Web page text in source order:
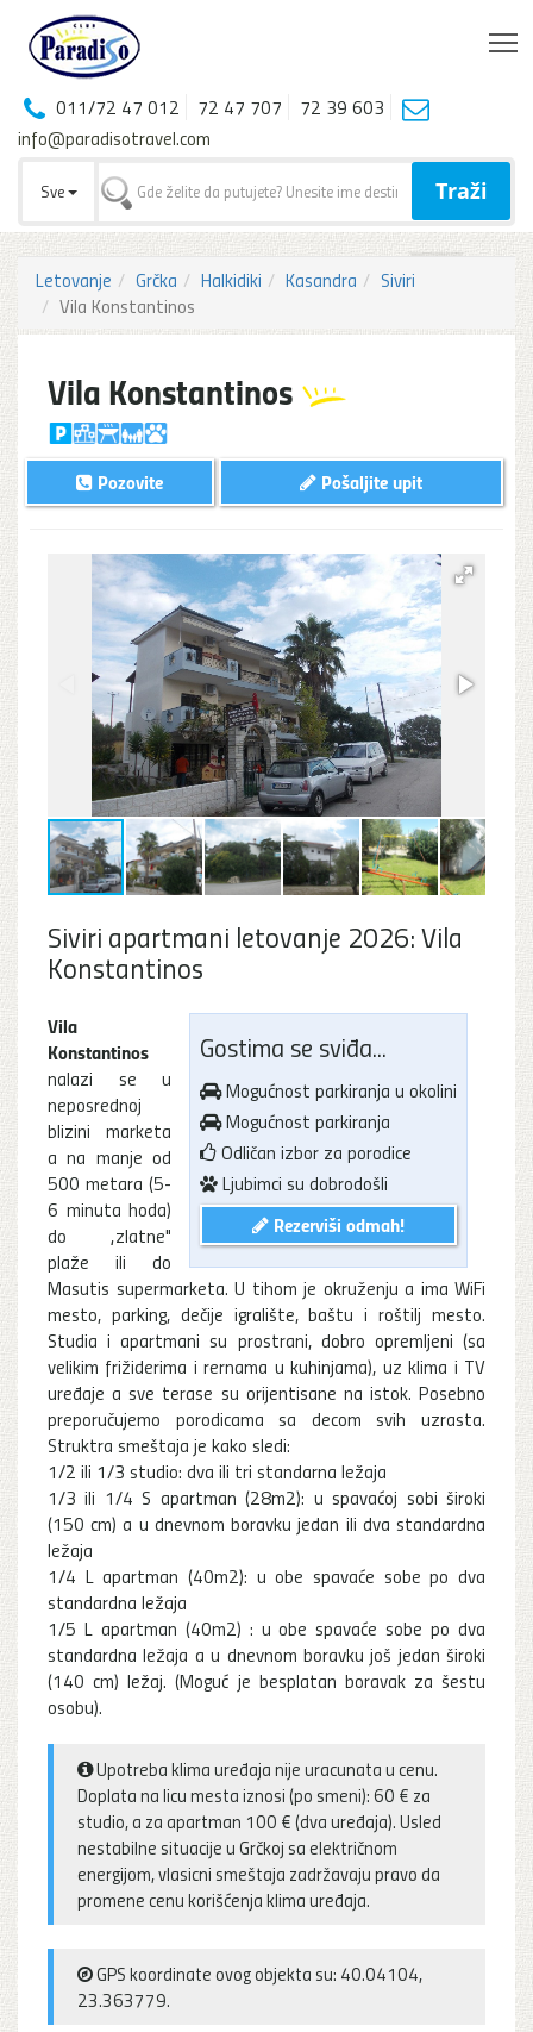
011/72 47 012 72 47 707
72 39 603
info@paradisotravel.com
Sve Traži
Letovanje Grčka Halkidiki Kasandra
Siviri
Vila Konstantinos
Vila Konstantinos
Pošaljite upit
Pozovite
Siviri apartmani letovanje 2026: Vila
Konstantinos
Gostima se sviđa...
Mogućnost parkiranja u okolini
Mogućnost parkiranja
Odličan izbor za porodice
Ljubimci su dobrodošli
Rezerviši odmah!
Vila
Konstantinos
nalazi se u
neposrednoj
blizini marketa
a na manje od
500 metara (5-
6 minuta hoda)
do „zlatne"
plaže ili do
Masutis supermarketa. U tihom je okruženju a ima WiFi
mesto, parking, dečije igralište, baštu i roštilj mesto.
Studia i apartmani su prostrani, dobro opremljeni (sa
velikim frižiderima i rernama u kuhinjama), uz klima i TV
uređaje a sve terase su orijentisane na istok. Posebno
preporučujemo porodicama sa decom svih uzrasta.
Struktra smeštaja je kako sledi:
1/2 ili 1/3 studio: dva ili tri standarna ležaja
1/3 ili 1/4 S apartman (28m2): u spavaćoj sobi široki
(150 cm) a u dnevnom boravku jedan ili dva standardna
ležaja
1/4 L apartman (40m2): u obe spavaće sobe po dva
standardna ležaja
1/5 L apartman (40m2) : u obe spavaće sobe po dva
standardna ležaja a u dnevnom boravku još jedan široki
(140 cm) ležaj. (Moguć je besplatan boravak za šestu
osobu).
Upotreba klima uređaja nije uracunata u cenu.
Doplata na licu mesta iznosi (po smeni): 60 € za
studio, a za apartman 100 € (dva uređaja). Usled
nestabilne situacije u Grčkoj sa električnom
energijom, vlasicni smeštaja zadržavaju pravo da
promene cenu korišćenja klima uređaja.
GPS koordinate ovog objekta su: 40.04104,
23.363779.